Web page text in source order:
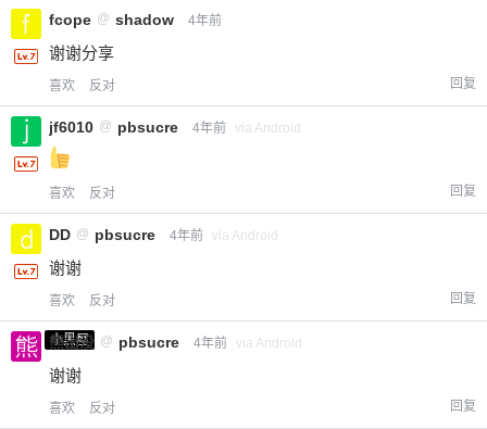
fcope @ shadow 4年前
谢谢分享
喜欢 反对 回复
jf6010 @ pbsucre 4年前 via Android
喜欢 反对 回复
DD @ pbsucre 4年前 via Android
谢谢
喜欢 反对 回复
小黑屋
熊出没 @ pbsucre 4年前 via Android
谢谢
喜欢 反对 回复